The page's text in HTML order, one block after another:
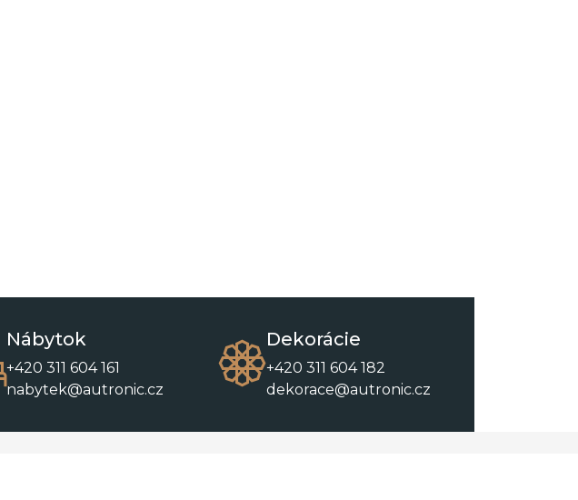
Nábytok
+420 311 604 161
nabytek@autronic.cz
Dekorácie
+420 311 604 182
dekorace@autronic.cz